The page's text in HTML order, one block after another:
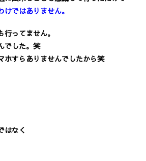
ではありません。
ってません。
でした。笑
ホすらありませんでしたから笑
はなく